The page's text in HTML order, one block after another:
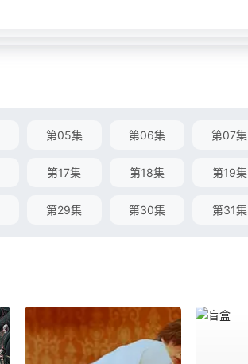
第05集 第06集 第07集
第17集 第18集 第19集
第29集 第30集 第31集